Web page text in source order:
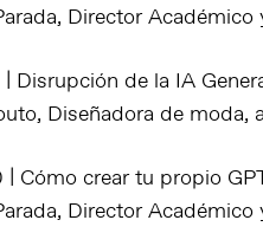
Director
| Disrupción de la IA
Diseñadora de moda,
| Cómo crear tu propio
Director